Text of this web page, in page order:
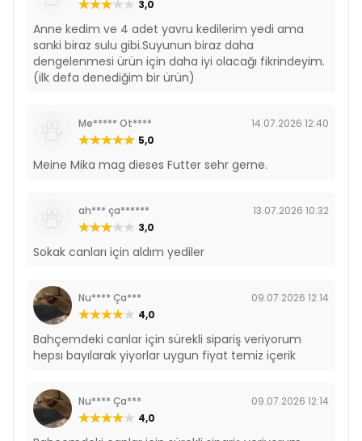
Besin Katkı Maddeleri
A Vitamini 1.000 IU/kg
D3 Vitamini 100 IU/kg
E Vitamini 13 IU/kg
Taurin 250 mg/kg
Konservesi 400gr
Bitkisel Ürünler
Mineral ve Vitamin Katkıları
Analiz Raporu
Protein %6
Yağ %4
Kül %3
Lif %0,4
Nem %84
A Vitamini 1.000 IU/kg
D3 Vitamini 100 IU/kg
E Vitamini 13 IU/kg
3,0
Anne kedim ve 4 adet yavru kedilerim yedi ama
sanki biraz sulu gibi.Suyunun biraz daha
dengelenmesi ürün için daha iyi olacağı fikrindeyim.
(ilk defa denediğim bir ürün)
Me***** Ot****
14.07.2026 12:40
5,0
Meine Mika mag dieses Futter sehr gerne.
ah*** ça******
13.07.2026 10:32
3,0
Sokak canları için aldım yediler
Nu**** Ça***
09.07.2026 12:14
4,0
Bahçemdeki canlar için sürekli sipariş veriyorum
hepsı bayılarak yiyorlar uygun fiyat temiz içerik
Nu**** Ça***
09.07.2026 12:14
4,0